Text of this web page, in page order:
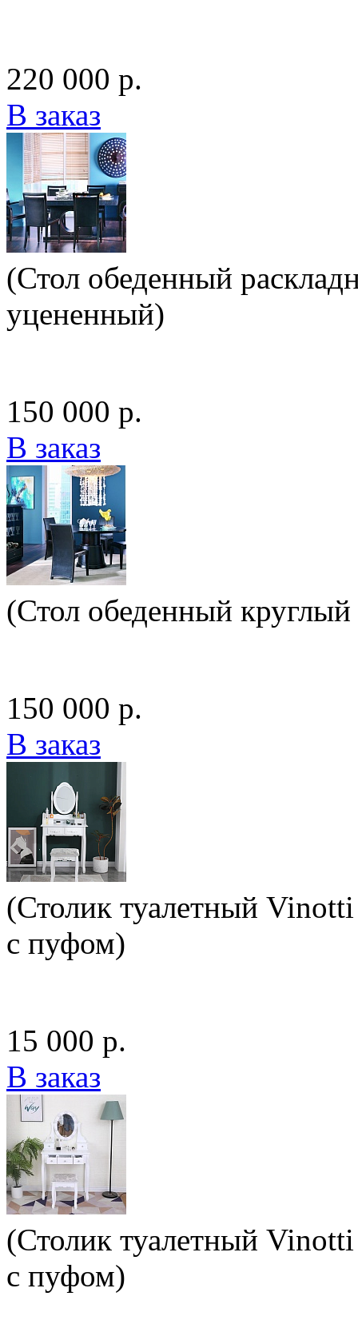
220 000 р.
В заказ
(Стол обеденный
уцененный)
150 000 р.
В заказ
(Стол обеденный
150 000 р.
В заказ
(Столик туалетный
с пуфом)
15 000 р.
В заказ
(Столик туалетный
с пуфом)